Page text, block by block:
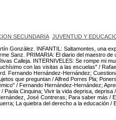
SECUNDARIA JUVENTUD Y
González. INFANTIL: Saltamontes, una
Sanz. PRIMARIA: El diario del maestro de
Calleja. INTERNIVELES: Se rompe mi
con las visitas a las escuelas" /
Fernando Hernández-Hernández;
que preguntan / Alfred Porres Pla;
/ Fernando Hernández-Hernández;
Cinquina; Vivir la vida deprisa, deprisa
José Contreras; Para saber más /
La quiebra del derecho a la educación /